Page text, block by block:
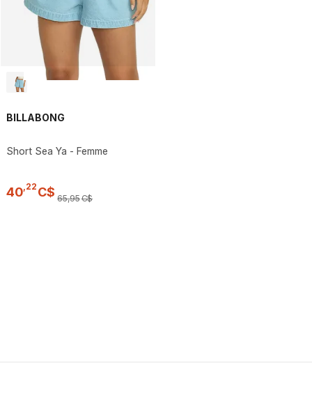
BILLABONG
Short Sea Ya - Femme
40,22 C$ 65,95C$